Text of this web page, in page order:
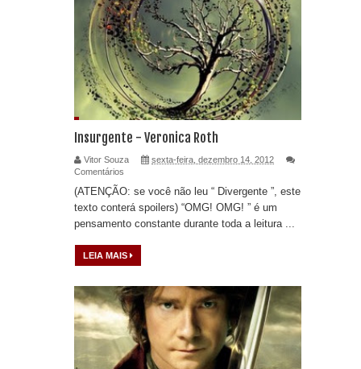
Insurgente - Veronica Roth
Vitor Souza
sexta-feira, dezembro 14, 2012
Comentários
(ATENÇÃO: se você não leu “ Divergente ”, este
texto conterá spoilers) “OMG! OMG! ” é um
pensamento constante durante toda a leitura ...
LEIA MAIS